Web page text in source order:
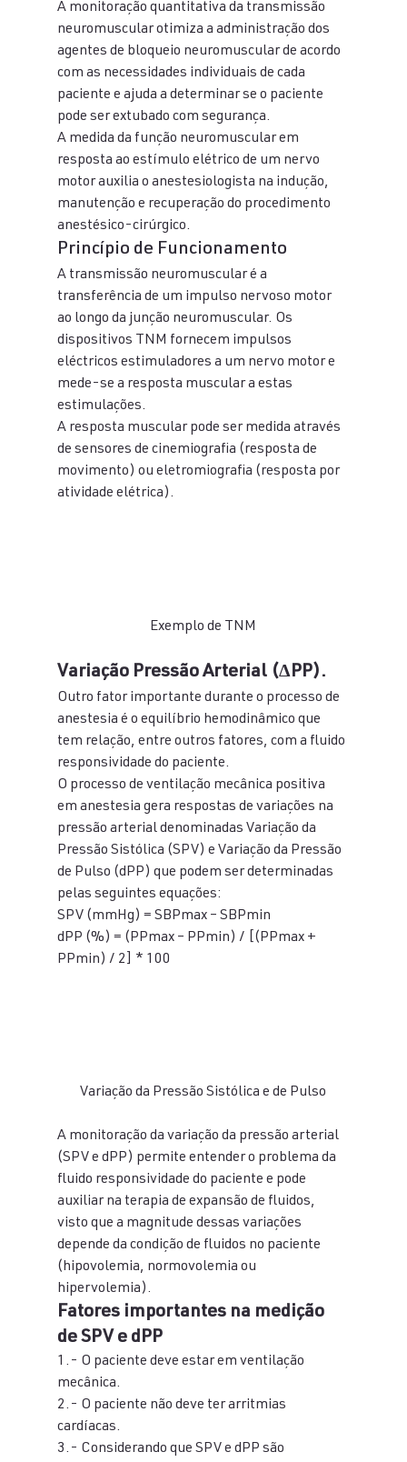
A monitoração quantitativa da transmissão
neuromuscular otimiza a administração dos
agentes de bloqueio neuromuscular de acordo
com as necessidades individuais de cada
paciente e ajuda a determinar se o paciente
pode ser extubado com segurança.
A medida da função neuromuscular em
resposta ao estímulo elétrico de um nervo
motor auxilia o anestesiologista na indução,
manutenção e recuperação do procedimento
anestésico-cirúrgico.
Princípio de Funcionamento
A transmissão neuromuscular é a
transferência de um impulso nervoso motor
ao longo da junção neuromuscular. Os
dispositivos TNM fornecem impulsos
eléctricos estimuladores a um nervo motor e
mede-se a resposta muscular a estas
estimulações.
A resposta muscular pode ser medida através
de sensores de cinemiografia (resposta de
movimento) ou eletromiografia (resposta por
atividade elétrica).
Exemplo de TNM
Variação Pressão Arterial (ΔPP).
Outro fator importante durante o processo de
anestesia é o equilíbrio hemodinâmico que
tem relação, entre outros fatores, com a fluido
responsividade do paciente.
O processo de ventilação mecânica positiva
em anestesia gera respostas de variações na
pressão arterial denominadas Variação da
Pressão Sistólica (SPV) e Variação da Pressão
de Pulso (dPP) que podem ser determinadas
pelas seguintes equações:
SPV (mmHg) = SBPmax – SBPmin
dPP (%) = (PPmax – PPmin) / [(PPmax +
PPmin) / 2] * 100
Variação da Pressão Sistólica e de Pulso
A monitoração da variação da pressão arterial
(SPV e dPP) permite entender o problema da
fluido responsividade do paciente e pode
auxiliar na terapia de expansão de fluidos,
visto que a magnitude dessas variações
depende da condição de fluidos no paciente
(hipovolemia, normovolemia ou
hipervolemia).
Fatores importantes na medição
de SPV e dPP
1.- O paciente deve estar em ventilação
mecânica.
2.- O paciente não deve ter arritmias
cardíacas.
3.- Considerando que SPV e dPP são